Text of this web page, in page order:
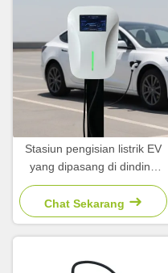
Stasiun pengisian listrik EV
yang dipasang di dinding
7kW baru untuk kendaraan
listrik Pengisian cepat AC GB
Standar antarmuka 32A
Kondisi digunakan
Chat Sekarang